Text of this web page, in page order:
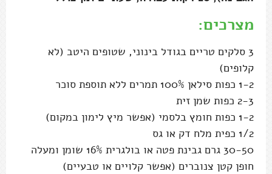
מצרכים:
3 סלקים טריים בגודל בינוני, שטופים היטב (לא
קלופים)
1-2 כפות סילאן 100% תמרים ללא תוספת סוכר
2-3 כפות שמן זית
1-2 כפות חומץ בלסמי (אפשר מיץ לימון במקום)
1/2 כפית מלח דק או גס
30-50 גרם גבינת פטה או בולגרית 16% שומן ומעלה
חופן קטן צנוברים (אפשר קלויים או טבעיים)